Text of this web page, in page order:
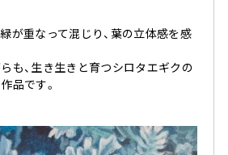
が重なって混じり、葉の立体感を感
も、生き生きと育つシロタエギクの
品です。